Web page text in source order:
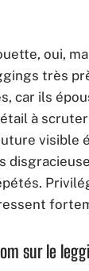
oui,
très
car ils
à
visible
sur le